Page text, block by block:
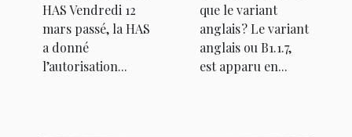
HAS Vendredi 12
mars passé, la HAS
a donné
l’autorisation...
que le variant
anglais ? Le variant
anglais ou B1.1.7,
est apparu en...